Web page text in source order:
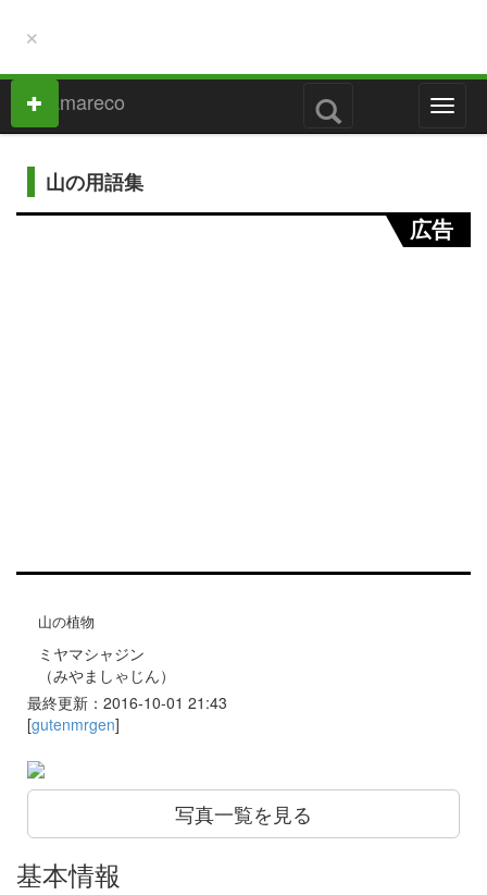
×
M
e
山の用語集
広告
山の植物
ミヤマシャジン
（みやましゃじん）
最終更新：2016-10-01 21:43
[gutenmrgen]
写真一覧を見る
基本情報